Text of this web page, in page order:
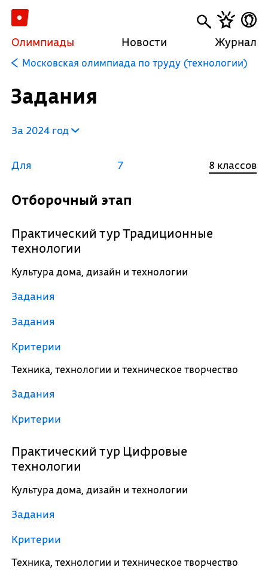
Олимпиады Новости Журнал
Московская олимпиада по труду (технологии)
Задания
За 2024 год
Для 7 8 классов
Отборочный этап
Практический тур Традиционные
технологии
Культура дома, дизайн и технологии
Задания
Задания
Критерии
Техника, технологии и техническое творчество
Задания
Критерии
Практический тур Цифровые
технологии
Культура дома, дизайн и технологии
Задания
Критерии
Техника, технологии и техническое творчество